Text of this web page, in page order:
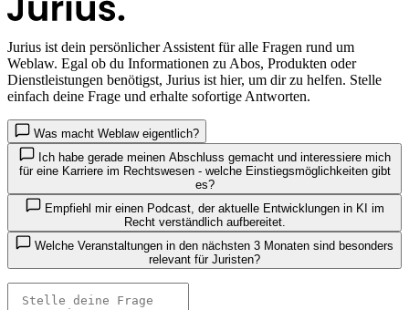
Jurius ist dein persönlicher Assistent für alle Fragen rund um
Weblaw. Egal ob du Informationen zu Abos, Produkten oder
Dienstleistungen benötigst, Jurius ist hier, um dir zu helfen. Stelle
einfach deine Frage und erhalte sofortige Antworten.
Was macht Weblaw eigentlich?
Ich habe gerade meinen Abschluss gemacht und interessiere mich
für eine Karriere im Rechtswesen - welche Einstiegsmöglichkeiten gibt
es?
Empfiehl mir einen Podcast, der aktuelle Entwicklungen in KI im
Recht verständlich aufbereitet.
relevant für Juristen?